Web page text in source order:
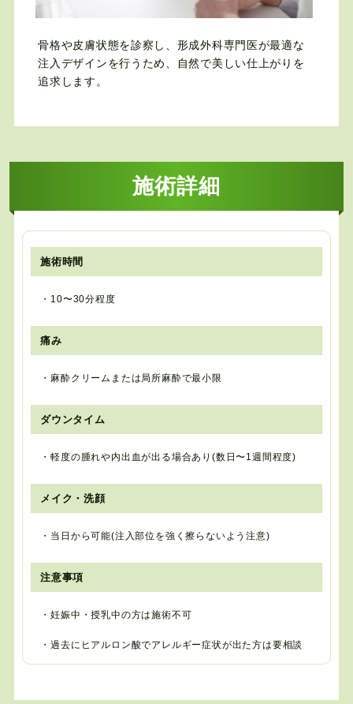
骨格や皮膚状態を診察し、形成外科専門医が最適な
注入デザインを行うため、自然で美しい仕上がりを
追求します。
施術詳細
施術時間
・10〜30分程度
痛み
・麻酔クリームまたは局所麻酔で最小限
ダウンタイム
・軽度の腫れや内出血が出る場合あり(数日〜1週間程度)
メイク・洗顔
・当日から可能(注入部位を強く擦らないよう注意)
注意事項
・妊娠中・授乳中の方は施術不可
・過去にヒアルロン酸でアレルギー症状が出た方は要相談